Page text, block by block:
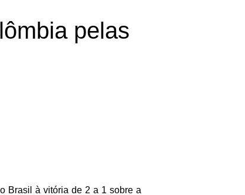
pelas
Brasil à vitória de 2 a 1 sobre a